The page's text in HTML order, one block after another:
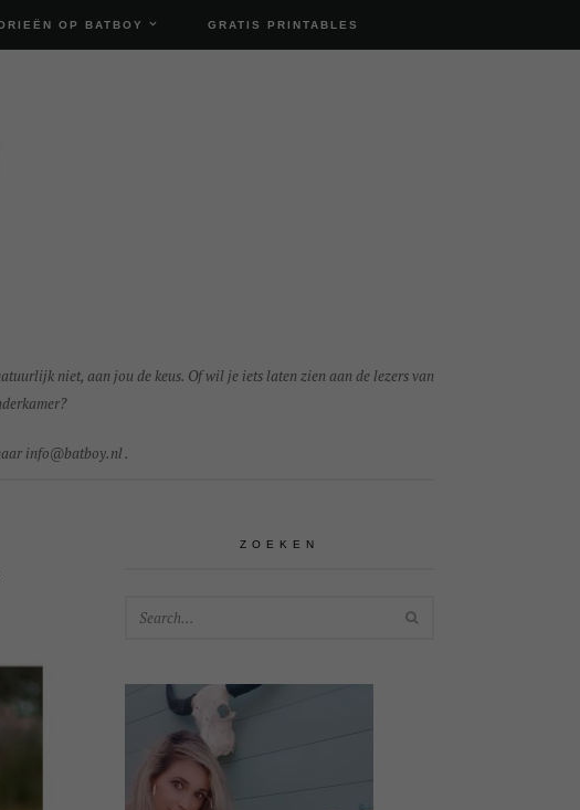
OP BATBOY GRATIS PRINTABLES
niet, aan jou de keus. Of wil je iets laten zien aan de lezers van
info@batboy.nl .
ZOEKEN